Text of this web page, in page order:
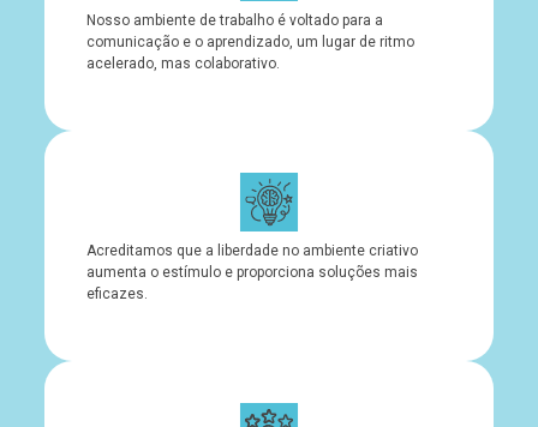
Nosso ambiente de trabalho é voltado para a
comunicação e o aprendizado, um lugar de ritmo
acelerado, mas colaborativo.
Acreditamos que a liberdade no ambiente criativo
aumenta o estímulo e proporciona soluções mais
eficazes.